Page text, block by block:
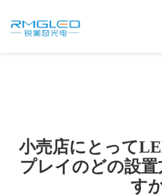
小売店にとって
プレイのどの設
す